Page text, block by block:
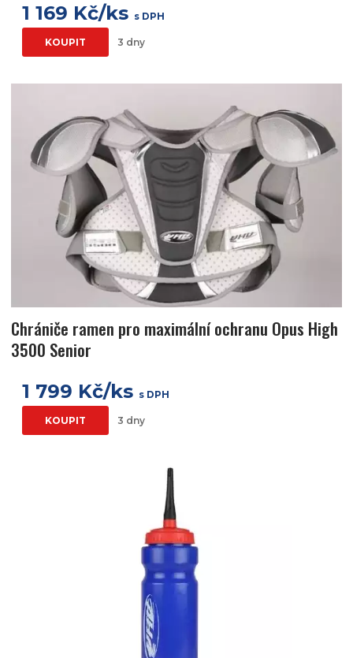
1 169 Kč/ks s DPH
KOUPIT 3 dny
Chrániče ramen pro maximální ochranu Opus High
3500 Senior
1 799 Kč/ks s DPH
KOUPIT 3 dny